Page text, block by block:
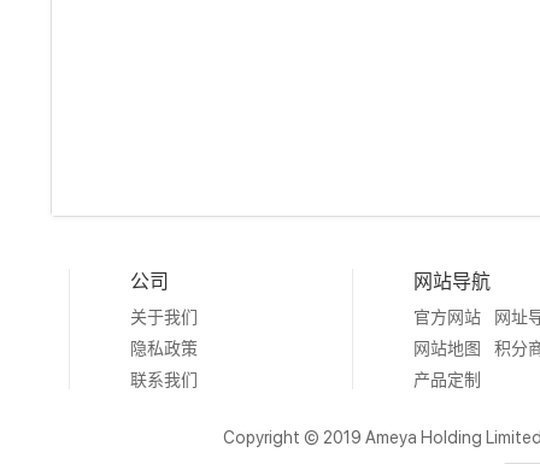
公司
关于我们
隐私政策
联系我们
网站导航
官方网站
网址
网站地图
积分
产品定制
Copyright © 2019 Ameya Holding